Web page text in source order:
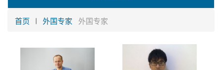
首页 外国专家 外国专家